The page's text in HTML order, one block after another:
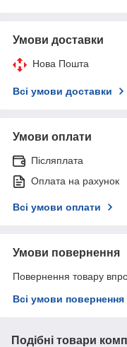
Умови доставки
Нова Пошта
Всі умови доставки
Умови оплати
Післяплата
Оплата на рахунок
Всі умови оплати
Умови повернення
Повернення товару
Всі умови повернення
Подібні товари